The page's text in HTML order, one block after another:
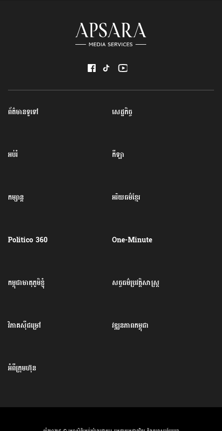
ព័ត៌មានទូទៅ សេដ្ឋកិច្ច
អប់រំ កីឡា
កម្សាន្ត អរិយធម៌ខ្មែរ
Politico 360 One-Minute
កម្ពុជាមាតុភូមិខ្ញុំ សច្ចធម៌ប្រវត្តិសាស្ត្រ
វិភាគសុីជម្រៅ វឌ្ឍនភាពកម្ពុជា
អំពីក្រុមហ៊ុន